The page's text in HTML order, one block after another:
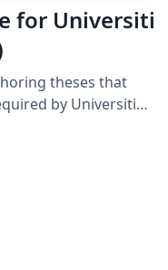
for Universiti
theses that
by Universiti